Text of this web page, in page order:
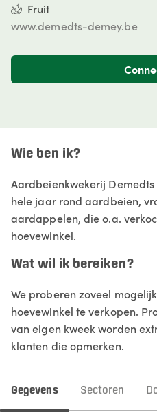
Fruit
www.demedts-demey.be
Wie ben ik?
Aardbeienkwekerij
hele jaar rond aardbeien,
aardappelen, die o.a.
hoevewinkel.
Wat wil ik bereiken?
We proberen zoveel
hoevewinkel te verkopen.
van eigen kweek worden
klanten die opmerken.
Gegevens Sectoren